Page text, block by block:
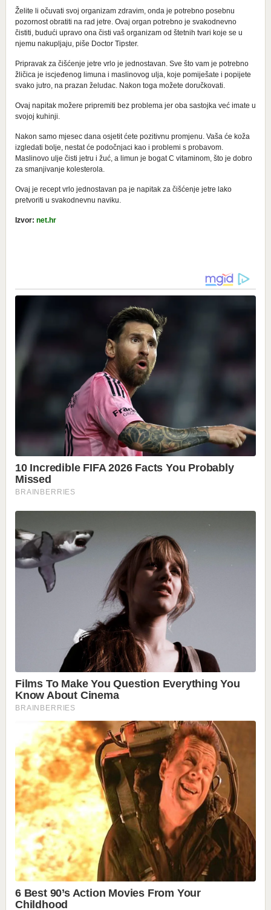
Želite li očuvati svoj organizam zdravim, onda je potrebno posebnu
pozornost obratiti na rad jetre. Ovaj organ potrebno je svakodnevno
čistiti, budući upravo ona čisti vaš organizam od štetnih tvari koje se u
njemu nakupljaju, piše Doctor Tipster.
Pripravak za čišćenje jetre vrlo je jednostavan. Sve što vam je potrebno
žličica je iscjeđenog limuna i maslinovog ulja, koje pomiješate i popijete
svako jutro, na prazan želudac. Nakon toga možete doručkovati.
Ovaj napitak možere pripremiti bez problema jer oba sastojka već imate u
svojoj kuhinji.
Nakon samo mjesec dana osjetit ćete pozitivnu promjenu. Vaša će koža
izgledati bolje, nestat će podočnjaci kao i problemi s probavom.
Maslinovo ulje čisti jetru i žuć, a limun je bogat C vitaminom, što je dobro
za smanjivanje kolesterola.
Ovaj je recept vrlo jednostavan pa je napitak za čišćenje jetre lako
pretvoriti u svakodnevnu naviku.
Izvor: net.hr